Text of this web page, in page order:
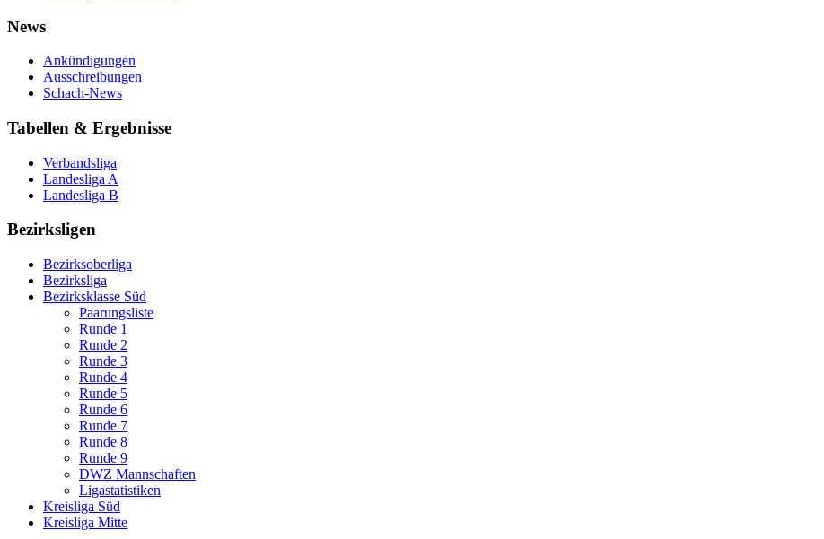
News
Ankündigungen
Ausschreibungen
Schach-News
Tabellen & Ergebnisse
Verbandsliga
Landesliga A
Landesliga B
Bezirksligen
Bezirksoberliga
Bezirksliga
Bezirksklasse Süd
Paarungsliste
Runde 1
Runde 2
Runde 3
Runde 4
Runde 5
Runde 6
Runde 7
Runde 8
Runde 9
DWZ Mannschaften
Ligastatistiken
Kreisliga Süd
Kreisliga Mitte